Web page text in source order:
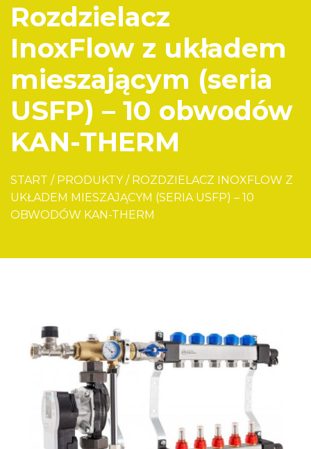
Rozdzielacz
InoxFlow z układem
mieszającym (seria
USFP) – 10 obwodów
KAN-THERM
START / PRODUKTY / ROZDZIELACZ INOXFLOW Z
UKŁADEM MIESZAJĄCYM (SERIA USFP) – 10
OBWODÓW KAN-THERM